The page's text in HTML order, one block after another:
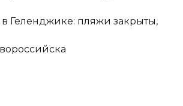
Геленджике: пляжи закрыты,